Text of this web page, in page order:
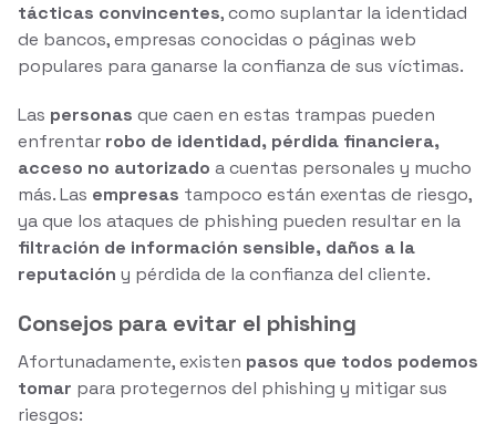
tácticas convincentes, como suplantar la identidad
de bancos, empresas conocidas o páginas web
populares para ganarse la confianza de sus víctimas.
Las personas que caen en estas trampas pueden
enfrentar robo de identidad, pérdida financiera,
acceso no autorizado a cuentas personales y mucho
más. Las empresas tampoco están exentas de riesgo,
ya que los ataques de phishing pueden resultar en la
filtración de información sensible, daños a la
reputación y pérdida de la confianza del cliente.
Consejos para evitar el phishing
Afortunadamente, existen pasos que todos podemos
tomar para protegernos del phishing y mitigar sus
riesgos: